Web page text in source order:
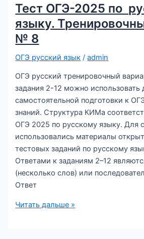
№
9
Тест ОГЭ-2025 по
языку.
№ 8
ОГЭ русский язык /admin
ОГЭ русский тренировочный
задания 2-12 можно использовать
самостоятельной подготовки к
знаний. Структура КИМа
ОГЭ 2025 по русскому языку. Для
использовались материалы
тестовых заданий по русскому
Ответами к заданиям 2–12
(несколько слов) или
Ответ
Тест
Читать дальше »